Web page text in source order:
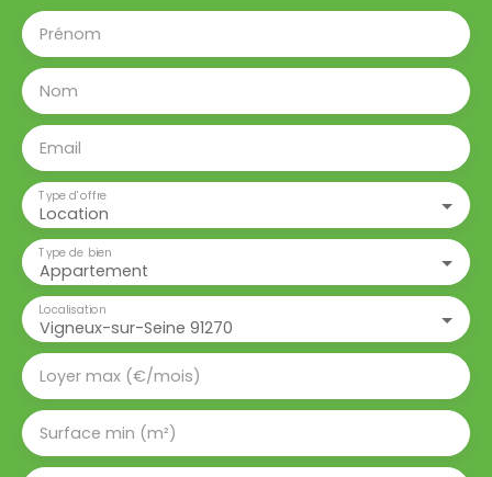
Prénom
Nom
Email
Location
Type d'offre
Appartement
Type de bien
Vigneux-sur-Seine 91270
Localisation
Loyer max (€/mois)
Surface min (m²)